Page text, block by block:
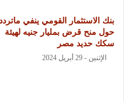
بنك الاستثمار القومي ينفي
حول منح قرض بمليار جنيه لهيئة
سكك حديد مصر
الإثنين - 29 أبريل 2024